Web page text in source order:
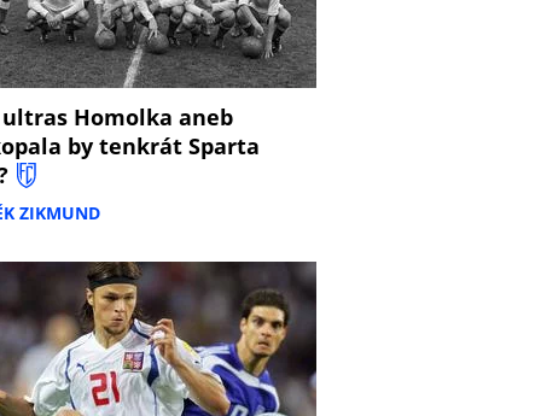
ultras Homolka aneb
by tenkrát Sparta
ZIKMUND